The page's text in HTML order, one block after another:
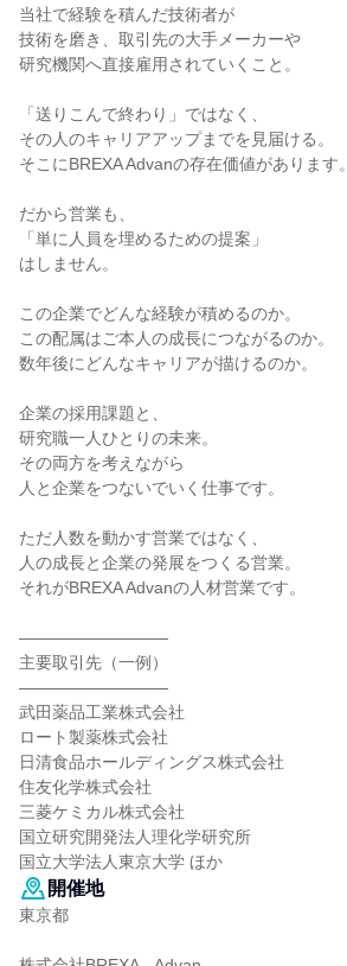
当社で経験を積んだ技術者が
技術を磨き、取引先の大手メーカーや
研究機関へ直接雇用されていくこと。
「送りこんで終わり」ではなく、
その人のキャリアアップまでを見届ける。
そこにBREXA Advanの存在価値があります。
だから営業も、
「単に人員を埋めるための提案」
はしません。
この企業でどんな経験が積めるのか。
この配属はご本人の成長につながるのか。
数年後にどんなキャリアが描けるのか。
企業の採用課題と、
研究職一人ひとりの未来。
その両方を考えながら
人と企業をつないでいく仕事です。
ただ人数を動かす営業ではなく、
人の成長と企業の発展をつくる営業。
それがBREXA Advanの人材営業です。
―――――――――
主要取引先（一例）
―――――――――
武田薬品工業株式会社
ロート製薬株式会社
日清食品ホールディングス株式会社
住友化学株式会社
三菱ケミカル株式会社
国立研究開発法人理化学研究所
国立大学法人東京大学 ほか
開催地
東京都